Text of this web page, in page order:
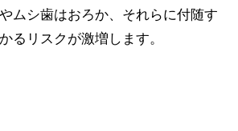
ムシ歯はおろか、それらに付随す
るリスクが激増します。